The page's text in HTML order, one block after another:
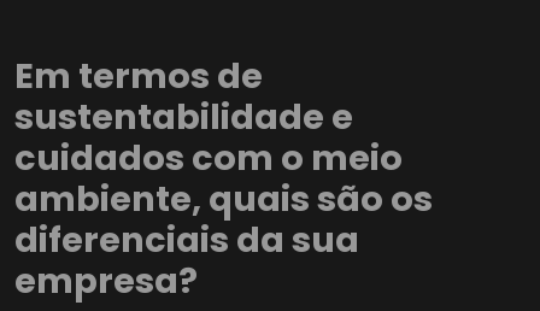
Em termos de
sustentabilidade e
cuidados com o meio
ambiente, quais são os
diferenciais da sua
empresa?